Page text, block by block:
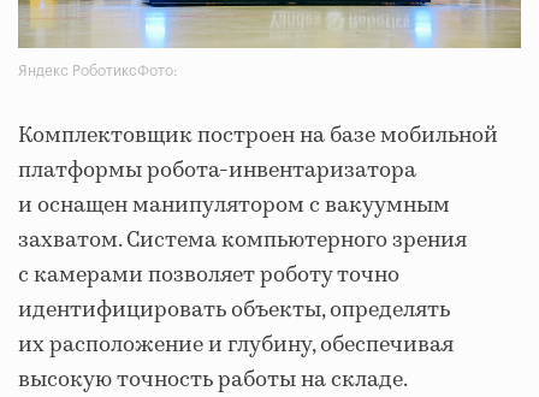
Яндекс РоботиксФото:
Комплектовщик построен на базе мобильной
платформы робота-инвентаризатора
и оснащен манипулятором с вакуумным
захватом. Система компьютерного зрения
с камерами позволяет роботу точно
идентифицировать объекты, определять
их расположение и глубину, обеспечивая
высокую точность работы на складе.